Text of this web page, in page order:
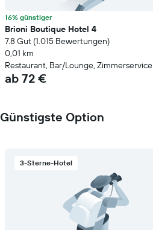
16% günstiger
Brioni Boutique Hotel 4
7.8 Gut (1.015 Bewertungen)
0,01 km
Restaurant, Bar/Lounge, Zimmerservice
ab 72 €
Günstigste Option
3-Sterne-Hotel